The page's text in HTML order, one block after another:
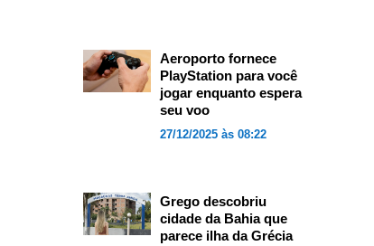
Aeroporto fornece
PlayStation para você
jogar enquanto espera
seu voo
27/12/2025 às 08:22
Grego descobriu
cidade da Bahia que
parece ilha da Grécia